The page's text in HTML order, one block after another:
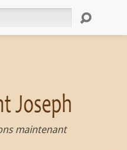
maintenant